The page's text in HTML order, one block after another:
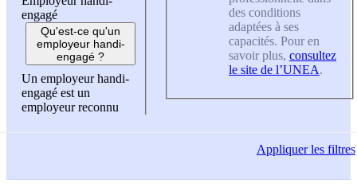
engagé
Qu'est-ce qu'un
employeur handi-
engagé ?
Un employeur handi-
engagé est un
employeur reconnu
des conditions
adaptées à ses
capacités. Pour en
savoir plus, consultez
le site de l’UNEA.
Appliquerles filtres